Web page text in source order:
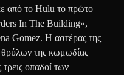
από το Hulu το πρώτο
In The Building»,
Gomez. Η αστέρας της
θρύλων της κωμωδίας
οπαδοί των